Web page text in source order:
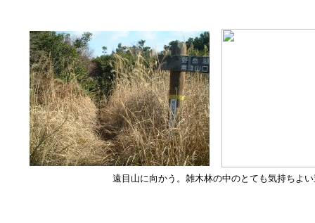
遠目山に向かう。雑木林の中のとても気持ちよ